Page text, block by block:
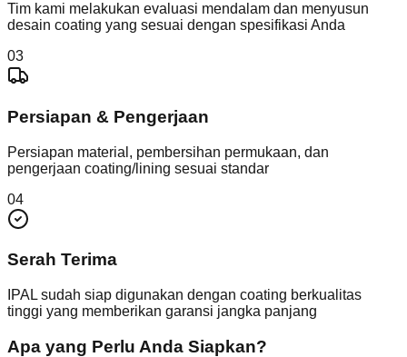
Tim kami melakukan evaluasi mendalam dan menyusun
desain coating yang sesuai dengan spesifikasi Anda
03
Persiapan & Pengerjaan
Persiapan material, pembersihan permukaan, dan
pengerjaan coating/lining sesuai standar
04
Serah Terima
IPAL sudah siap digunakan dengan coating berkualitas
tinggi yang memberikan garansi jangka panjang
Apa yang Perlu Anda Siapkan?